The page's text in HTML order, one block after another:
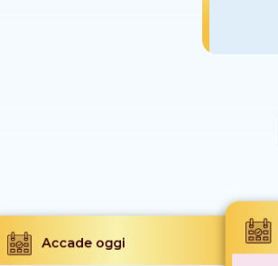
Accade oggi